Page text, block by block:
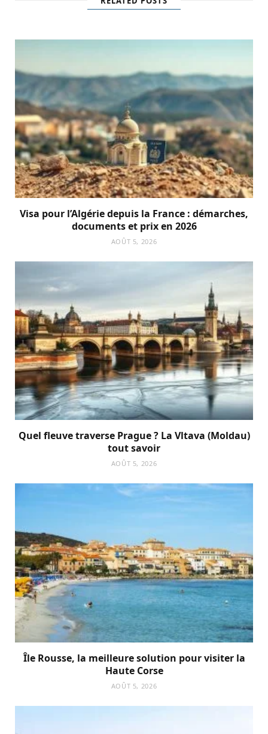
Visa pour l’Algérie depuis la France : démarches,
documents et prix en 2026
AOÛT 5, 2026
Quel fleuve traverse Prague ? La Vltava (Moldau)
tout savoir
AOÛT 5, 2026
Île Rousse, la meilleure solution pour visiter la
Haute Corse
AOÛT 5, 2026